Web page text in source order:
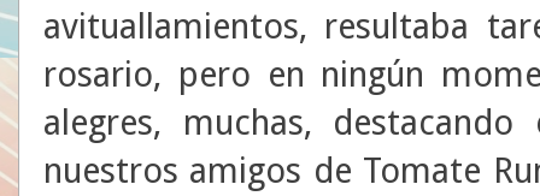
avituallamientos, resultaba
rosario, pero en ningún
alegres, muchas,
nuestros amigos de Tomate